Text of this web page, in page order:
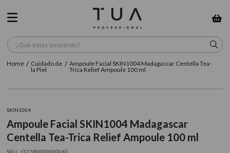
¿Qué estás buscando?
Cuidado de
la Piel
Ampoule Facial SKIN1004 Madagascar Centella Tea-
Trica Relief Ampoule 100 ml
SKIN1004
Ampoule Facial SKIN1004 Madagascar
Centella Tea-Trica Relief Ampoule 100 ml
: CCCSR0000000043
TÉRMINOS MÁS BUSCADOS
2.
3. farmavita